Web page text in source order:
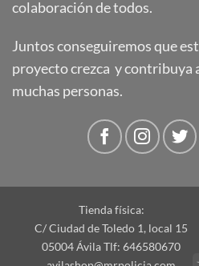
colaboración de todos.
Juntos conseguiremos que
proyecto crezca y contribuya
muchas personas.
Tienda física:
C/ Ciudad de Toledo 1, local 15
05004 Ávila Tlf: 646580670